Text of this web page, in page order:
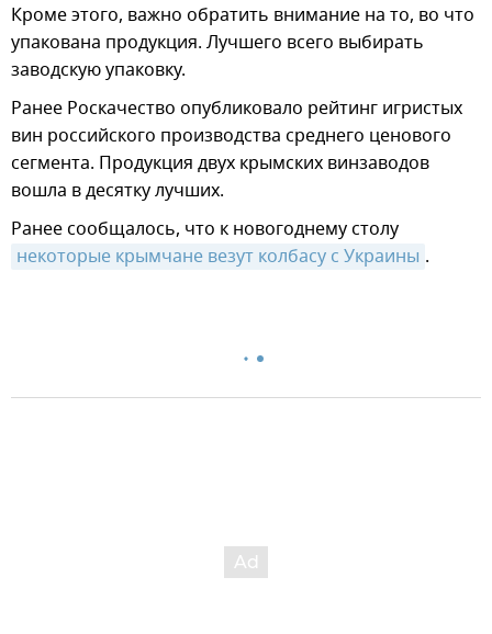
Кроме этого, важно обратить внимание на то, во что
упакована продукция. Лучшего всего выбирать
заводскую упаковку.
Ранее Роскачество опубликовало рейтинг игристых
вин российского производства среднего ценового
сегмента. Продукция двух крымских винзаводов
вошла в десятку лучших.
Ранее сообщалось, что к новогоднему столу
некоторые крымчане везут колбасу с Украины .